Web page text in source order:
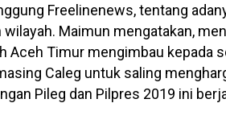
Freelinenews, tentang
Maimun mengatakan,
Aceh Timur mengimbau kepada
Caleg untuk saling
Pileg dan Pilpres 2019 ini